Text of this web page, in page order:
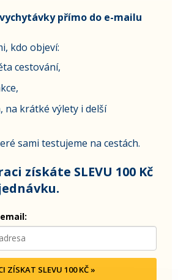
přímo do e-mailu
kdo objeví:
cestování,
na krátké výlety i delší
sami testujeme na cestách.
získáte SLEVU 100 Kč
ZÍSKAT SLEVU 100 KČ »